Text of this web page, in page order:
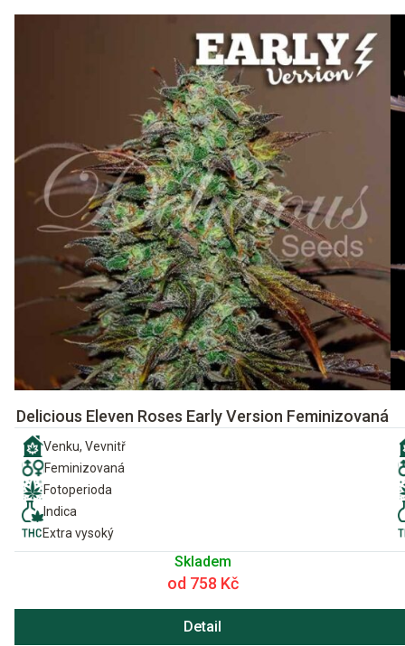
Delicious Eleven Roses Early Version Feminizovaná
Venku, Vevnitř
Feminizovaná
Fotoperioda
Indica
Extra vysoký
Skladem
od 758 Kč
Detail